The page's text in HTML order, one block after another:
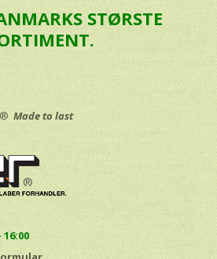
STØRSTE
® Made to last